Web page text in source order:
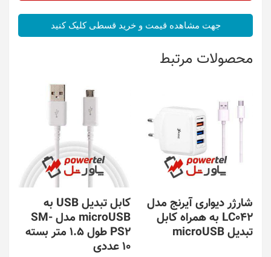
جهت مشاهده قیمت و خرید قسطی کلیک کنید
محصولات مرتبط
شارژر دیواری آیرنج مدل
LC042 به همراه کابل
تبدیل microUSB
کابل تبدیل USB به
microUSB مدل SM-
PS2 طول 1.5 متر بسته
10 عددی